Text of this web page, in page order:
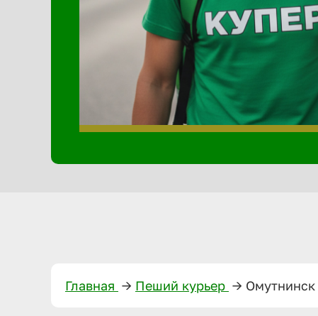
Главная —> Пеший курьер —> Омутнинск